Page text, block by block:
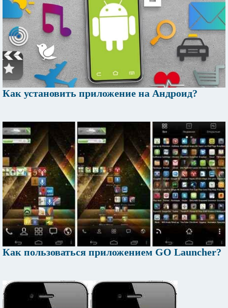
Как установить приложение на Андроид?
Как пользоваться приложением GO Launcher?